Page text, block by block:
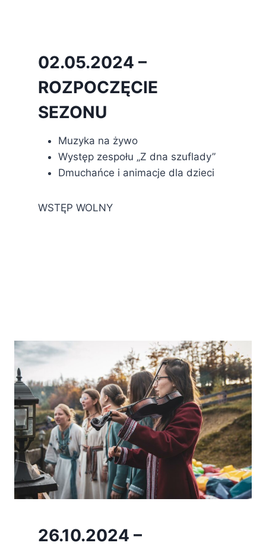
02.05.2024 –
ROZPOCZĘCIE
SEZONU
Muzyka na żywo
Występ zespołu „Z dna szuflady”
Dmuchańce i animacje dla dzieci
WSTĘP WOLNY
26.10.2024 –